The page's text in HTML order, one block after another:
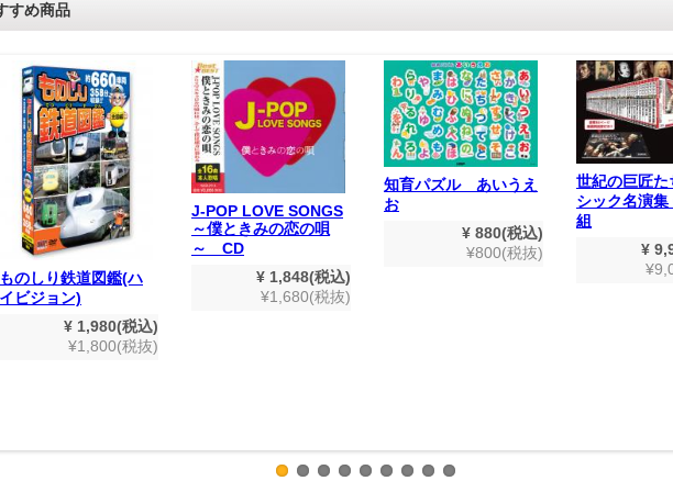
すめ商品
ものしり鉄道図鑑(ハ
イビジョン)
¥ 1,980(税込)
¥1,800(税抜)
J-POP LOVE SONGS
～僕ときみの恋の唄
～ CD
¥ 1,848(税込)
¥1,680(税抜)
知育パズル あいうえ
お
¥ 880(税込)
¥800(税抜)
世紀の巨匠た
シック名演
組
¥